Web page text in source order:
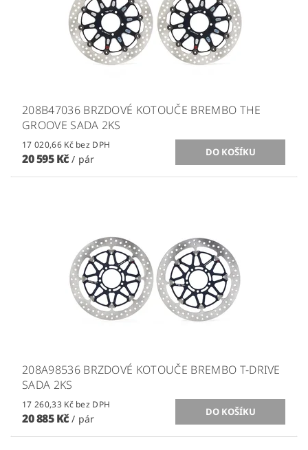
208B47036 BRZDOVÉ KOTOUČE BREMBO THE
GROOVE SADA 2KS
17 020,66 Kč bez DPH
20 595 Kč/ pár
208A98536 BRZDOVÉ KOTOUČE BREMBO T-DRIVE
SADA 2KS
17 260,33 Kč bez DPH
20 885 Kč/ pár